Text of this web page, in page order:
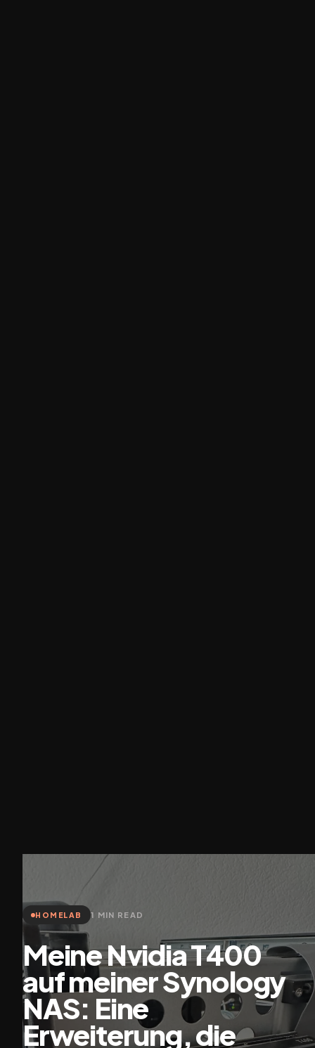
HOMELAB 1 MIN READ
Meine Nvidia T400
auf meiner Synology
NAS: Eine
Erweiterung, die